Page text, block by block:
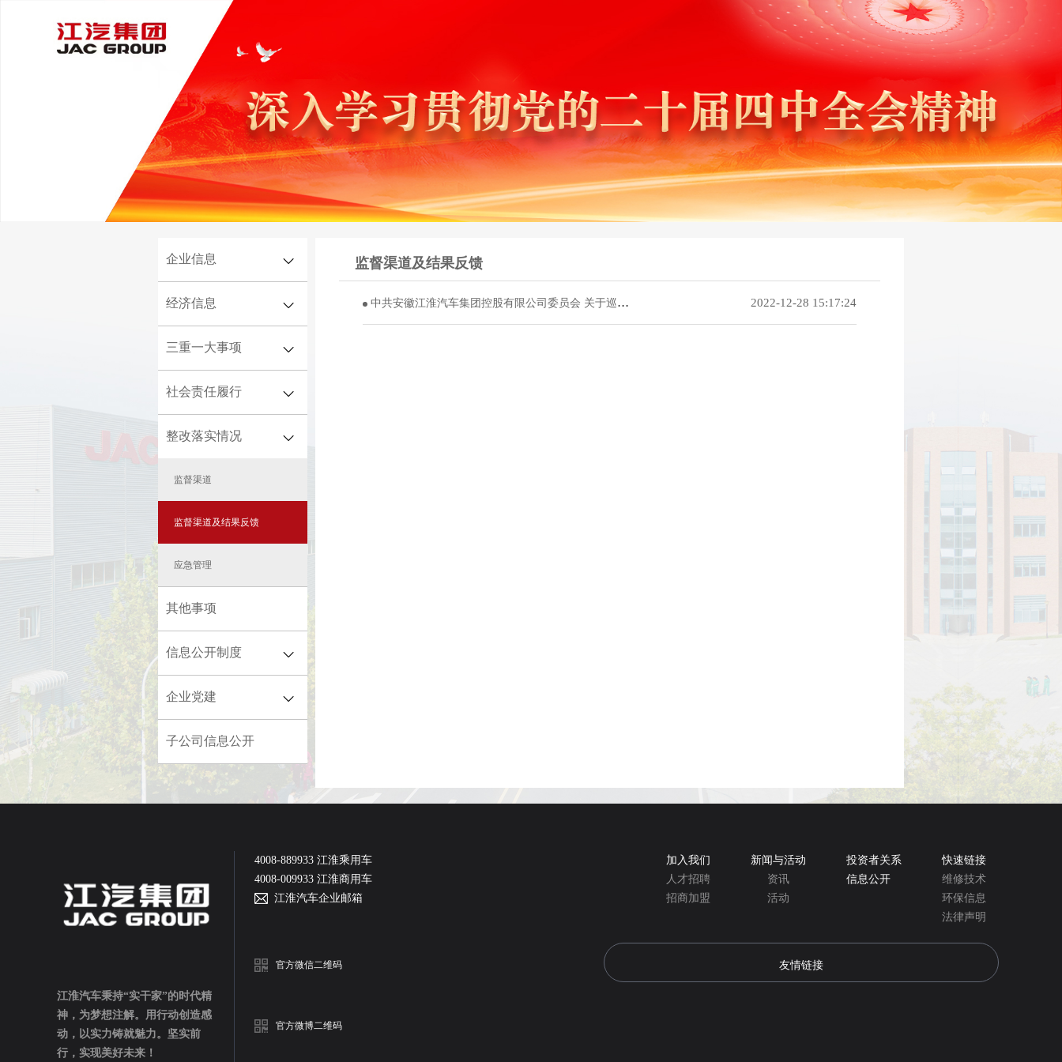
企业信息
企业简介
机构领导
经济信息
经营情况
国有资产保值增值
财务状况
企业年度报告
三重一大事项
重大决策
重大人事任免
重大项目安排
大额资金运作
社会责任履行
社会责任报告
社会公益
帮扶乡村振兴
整改落实情况
监督渠道
监督渠道及结果反馈
应急管理
其他事项
信息公开制度
集团总部信息公开制度
各级子企业信息公开制度
企业党建
学习教育
二十届历次全会
子公司信息公开
监督渠道及结果反馈
中共安徽江淮汽车集团控股有限公司委员会 关于巡视整改进展情况的通报 2022-12-28 15:17:24
江淮汽车秉持“实干家”的时代精
神，为梦想注解。用行动创造感
动，以实力铸就魅力。坚实前
行，实现美好未来！
4008-889933 江淮乘用车
4008-009933 江淮商用车
江淮汽车企业邮箱
加入我们
人才招聘
招商加盟
新闻与活动
资讯
活动
投资者关系
信息公开
快速链接
维修技术
环保信息
法律声明
官方微信二维码
官方微博二维码
友情链接